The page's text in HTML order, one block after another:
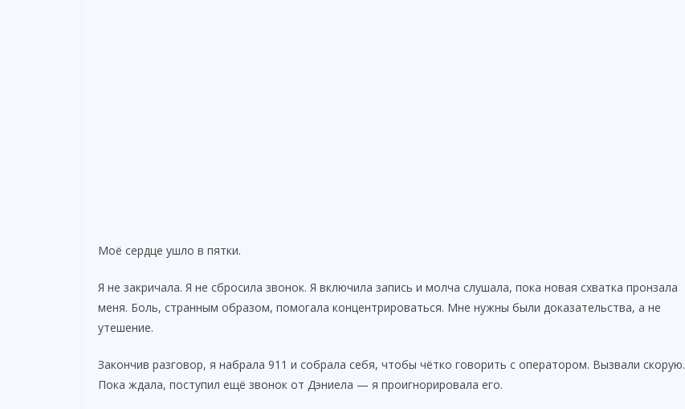
Моё сердце ушло в пятки.
Я не закричала. Я не сбросила звонок. Я включила запись и молча слушала, пока новая схватка пронзала
меня. Боль, странным образом, помогала концентрироваться. Мне нужны были доказательства, а не
утешение.
Закончив разговор, я набрала 911 и собрала себя, чтобы чётко говорить с оператором. Вызвали скорую.
Пока ждала, поступил ещё звонок от Дэниела — я проигнорировала его.